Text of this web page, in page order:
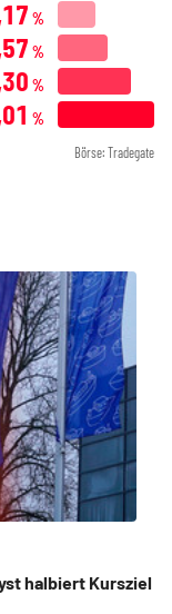
%
%
%
%
Börse: Tradegate
halbiert Kursziel